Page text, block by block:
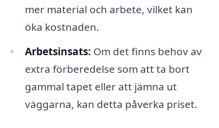
mer material och arbete, vilket kan
öka kostnaden.
Arbetsinsats: Om det finns behov av
extra förberedelse som att ta bort
gammal tapet eller att jämna ut
väggarna, kan detta påverka priset.